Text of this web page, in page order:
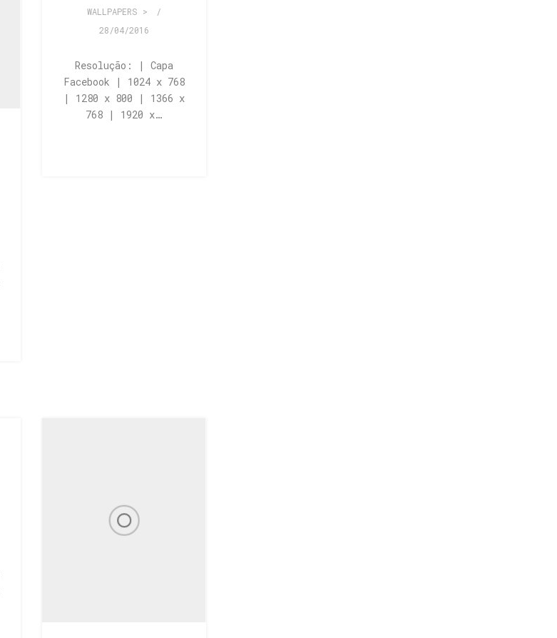
WALLPAPERS >
/
28/04/2016
Resolução: | Capa
Facebook | 1024 x 768
| 1280 x 800 | 1366 x
768 | 1920 x…